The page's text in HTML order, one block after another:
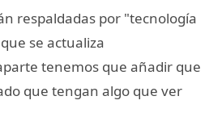
respaldadas por "tecnología
se actualiza
tenemos que añadir que
que tengan algo que ver